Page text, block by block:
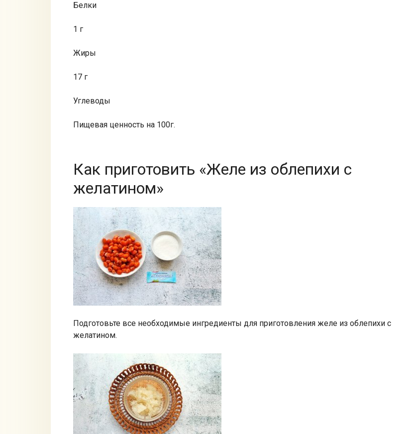
Белки
1 г
Жиры
17 г
Углеводы
Пищевая ценность на 100г.
Как приготовить «Желе из облепихи с
желатином»
Подготовьте все необходимые ингредиенты для приготовления желе из облепихи с
желатином.